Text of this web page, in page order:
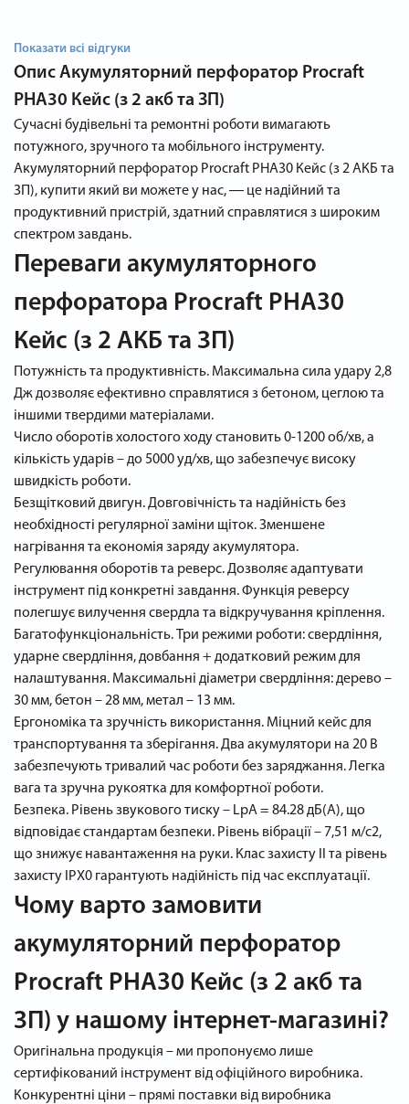
Показати всі відгуки
Опис Акумуляторний перфоратор Procraft
PHA30 Кейс (з 2 акб та ЗП)
Сучасні будівельні та ремонтні роботи вимагають
потужного, зручного та мобільного інструменту.
Акумуляторний перфоратор Procraft PHA30 Кейс (з 2 АКБ та
ЗП), купити який ви можете у нас, ― це надійний та
продуктивний пристрій, здатний справлятися з широким
спектром завдань.
Переваги акумуляторного
перфоратора Procraft PHA30
Кейс (з 2 АКБ та ЗП)
Потужність та продуктивність. Максимальна сила удару 2,8
Дж дозволяє ефективно справлятися з бетоном, цеглою та
іншими твердими матеріалами.
Число оборотів холостого ходу становить 0-1200 об/хв, а
кількість ударів – до 5000 уд/хв, що забезпечує високу
швидкість роботи.
Безщітковий двигун. Довговічність та надійність без
необхідності регулярної заміни щіток. Зменшене
нагрівання та економія заряду акумулятора.
Регулювання оборотів та реверс. Дозволяє адаптувати
інструмент під конкретні завдання. Функція реверсу
полегшує вилучення свердла та відкручування кріплення.
Багатофункціональність. Три режими роботи: свердління,
ударне свердління, довбання + додатковий режим для
налаштування. Максимальні діаметри свердління: дерево –
30 мм, бетон – 28 мм, метал – 13 мм.
Ергономіка та зручність використання. Міцний кейс для
транспортування та зберігання. Два акумулятори на 20 В
забезпечують тривалий час роботи без заряджання. Легка
вага та зручна рукоятка для комфортної роботи.
Безпека. Рівень звукового тиску – LpA = 84.28 дБ(А), що
відповідає стандартам безпеки. Рівень вібрації – 7,51 м/с2,
що знижує навантаження на руки. Клас захисту II та рівень
захисту IPX0 гарантують надійність під час експлуатації.
Чому варто замовити
акумуляторний перфоратор
Procraft PHA30 Кейс (з 2 акб та
ЗП) у нашому інтернет-магазині?
Оригінальна продукція – ми пропонуємо лише
сертифікований інструмент від офіційного виробника.
Конкурентні ціни – прямі поставки від виробника